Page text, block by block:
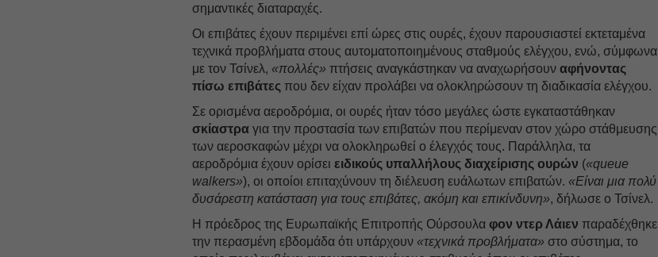
σημαντικές διαταραχές.
Οι επιβάτες έχουν περιμένει επί ώρες στις ουρές, έχουν παρουσιαστεί εκτεταμένα
τεχνικά προβλήματα στους αυτοματοποιημένους σταθμούς ελέγχου, ενώ, σύμφωνα
με τον Τσίνελ,«πολλές» πτήσεις αναγκάστηκαν να αναχωρήσουναφήνοντας
πίσω επιβάτες που δεν είχαν προλάβει να ολοκληρώσουν τη διαδικασία ελέγχου.
Σε ορισμένα αεροδρόμια, οι ουρές ήταν τόσο μεγάλες ώστε εγκαταστάθηκαν
σκίαστρα για την προστασία των επιβατών που περίμεναν στον χώρο στάθμευσης
των αεροσκαφών μέχρι να ολοκληρωθεί ο έλεγχός τους. Παράλληλα, τα
αεροδρόμια έχουν ορίσειειδικούς υπαλλήλους διαχείρισης ουρών («queue
walkers»), οι οποίοι επιταχύνουν τη διέλευση ευάλωτων επιβατών.«Είναι μια πολύ
δυσάρεστη κατάσταση για τους επιβάτες, ακόμη και επικίνδυνη», δήλωσε ο Τσίνελ.
Η πρόεδρος της Ευρωπαϊκής Επιτροπής Ούρσουλα φον ντερ Λάιενπαραδέχθηκε
την περασμένη εβδομάδα ότι υπάρχουν«τεχνικά προβλήματα» στο σύστημα, το